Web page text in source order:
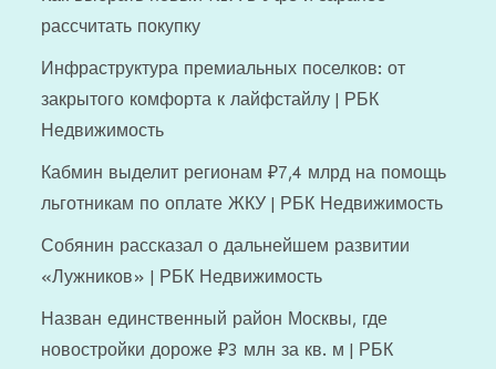
рассчитать покупку
Инфраструктура премиальных поселков: от
закрытого комфорта к лайфстайлу | РБК
Недвижимость
Кабмин выделит регионам ₽7,4 млрд на помощь
льготникам по оплате ЖКУ | РБК Недвижимость
Собянин рассказал о дальнейшем развитии
«Лужников» | РБК Недвижимость
Назван единственный район Москвы, где
новостройки дороже ₽3 млн за кв. м | РБК